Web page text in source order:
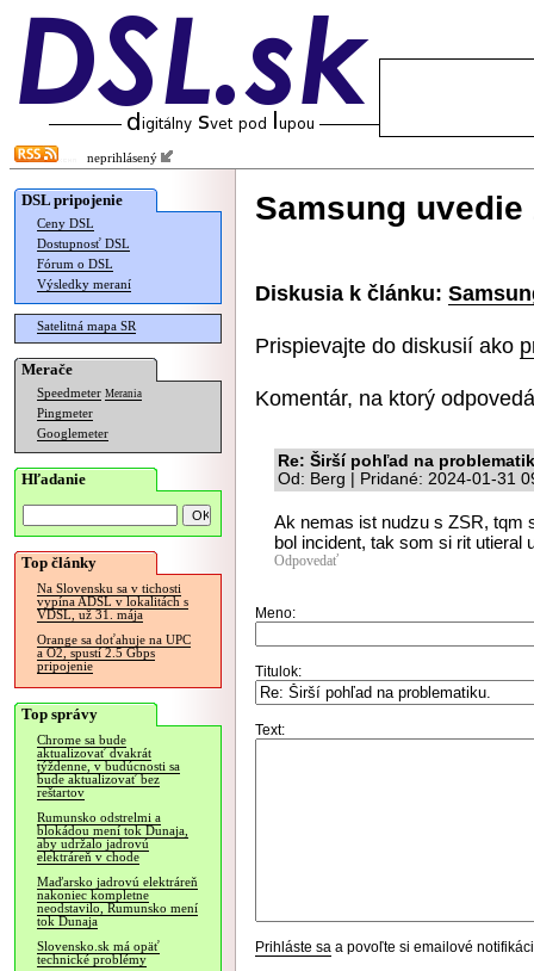
neprihlásený
DSL pripojenie
Ceny DSL
Dostupnosť DSL
Fórum o DSL
Výsledky meraní
Satelitná mapa SR
Merače
Speedmeter Merania
Pingmeter
Googlemeter
Hľadanie
Top články
Na Slovensku sa v tichosti
vypína ADSL v lokalitách s
VDSL, už 31. mája
Orange sa doťahuje na UPC
a O2, spustí 2.5 Gbps
pripojenie
Top správy
Chrome sa bude
aktualizovať dvakrát
týždenne, v budúcnosti sa
bude aktualizovať bez
reštartov
Rumunsko odstrelmi a
blokádou mení tok Dunaja,
aby udržalo jadrovú
elektráreň v chode
Maďarsko jadrovú elektráreň
nakoniec kompletne
neodstavilo, Rumunsko mení
tok Dunaja
Slovensko.sk má opäť
technické problémy
Samsung
Diskusia k článku:
Prispievajte do diskusií ako
Komentár, na ktorý
Re: Širší pohľad na
Od: Berg | Pridané: 2024-01-31
Ak nemas ist nudzu s ZSR, tqm
bol incident, tak som si rit utieral
Odpovedať
Meno:
Titulok:
Text:
Prihláste sa a povoľte si emailové